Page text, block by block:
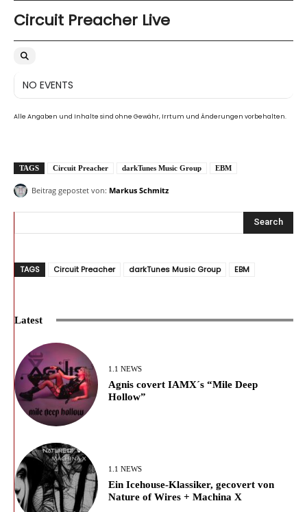
Circuit Preacher Live
NO EVENTS
Alle Angaben und Inhalte sind ohne Gewähr, Irrtum und Änderungen vorbehalten.
TAGS Circuit Preacher darkTunes Music Group EBM
Beitrag gepostet von: Markus Schmitz
Search
TAGS Circuit Preacher darkTunes Music Group EBM
Latest
1.1 NEWS
Agnis covert IAMX´s “Mile Deep
Hollow”
1.1 NEWS
Ein Icehouse-Klassiker, gecovert von
Nature of Wires + Machina X